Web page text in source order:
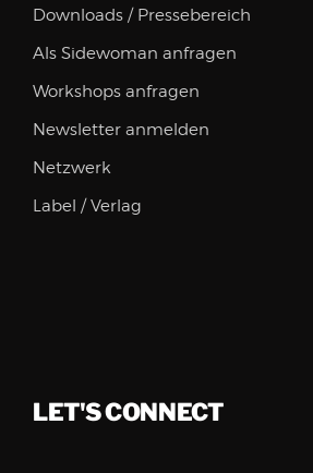
Downloads / Pressebereich
Als Sidewoman anfragen
Workshops anfragen
Newsletter anmelden
Netzwerk
Label / Verlag
LET'S CONNECT